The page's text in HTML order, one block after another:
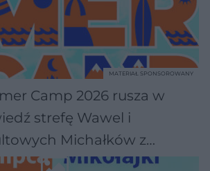
Camp 2026 rusza w
strefę Wawel i
Michałków z
MATERIAŁ SPONSOROWANY